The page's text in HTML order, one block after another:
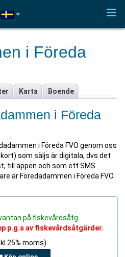
i Föreda
Karta Boende
i Föreda
i Föreda FVO genom oss
som säljs är digitala, dvs det
till appen och som ett SMS
är Föredadammen i Föreda FVO
på fiskevårdsåtg.
p.g.a av fiskevårdsåtgärder.
25% moms)